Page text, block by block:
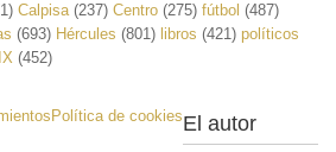
Calpisa(237) Centro (275) fútbol (487)
(693) Hércules (801) libros (421) políticos
(452)
Política de cookiesEl autor